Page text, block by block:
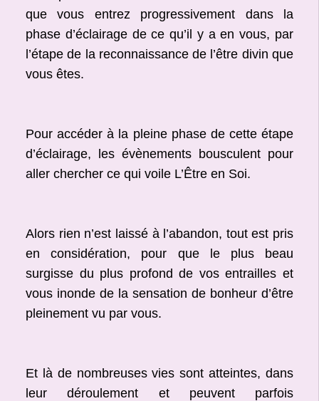
que vous entrez progressivement dans la
phase d’éclairage de ce qu’il y a en vous, par
l’étape de la reconnaissance de l’être divin que
vous êtes.
Pour accéder à la pleine phase de cette étape
d’éclairage, les évènements bousculent pour
aller chercher ce qui voile L’Être en Soi.
Alors rien n’est laissé à l’abandon, tout est pris
en considération, pour que le plus beau
surgisse du plus profond de vos entrailles et
vous inonde de la sensation de bonheur d’être
pleinement vu par vous.
Et là de nombreuses vies sont atteintes, dans
leur déroulement et peuvent parfois